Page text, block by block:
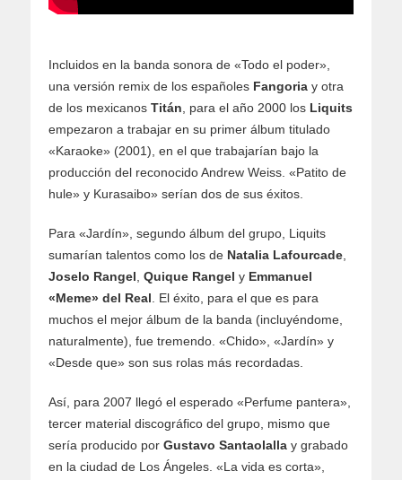
Incluidos en la banda sonora de «Todo el poder»,
una versión remix de los españoles Fangoria y otra
de los mexicanos Titán, para el año 2000 los Liquits
empezaron a trabajar en su primer álbum titulado
«Karaoke» (2001), en el que trabajarían bajo la
producción del reconocido Andrew Weiss. «Patito de
hule» y Kurasaibo» serían dos de sus éxitos.
Para «Jardín», segundo álbum del grupo, Liquits
sumarían talentos como los de Natalia Lafourcade,
Joselo Rangel, Quique Rangel y Emmanuel
«Meme» del Real. El éxito, para el que es para
muchos el mejor álbum de la banda (incluyéndome,
naturalmente), fue tremendo. «Chido», «Jardín» y
«Desde que» son sus rolas más recordadas.
Así, para 2007 llegó el esperado «Perfume pantera»,
tercer material discográfico del grupo, mismo que
sería producido por Gustavo Santaolalla y grabado
en la ciudad de Los Ángeles. «La vida es corta»,